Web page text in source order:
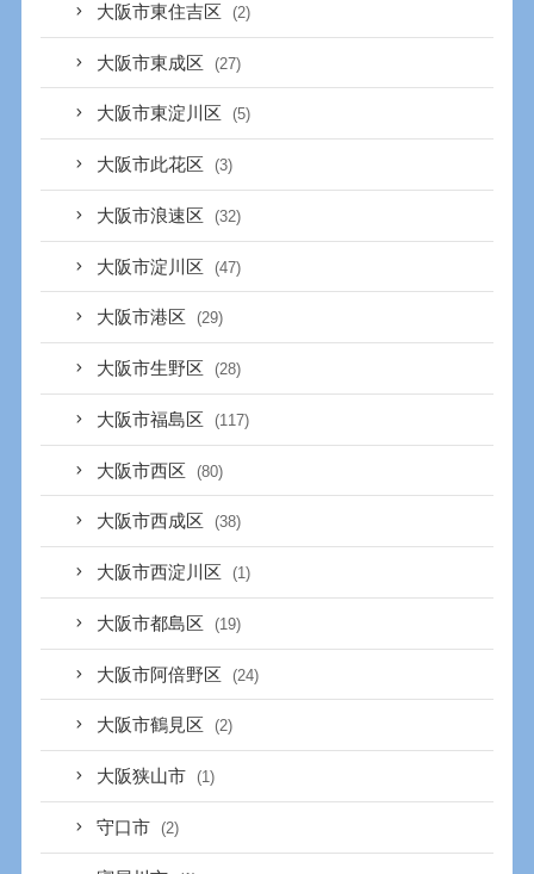
大阪市東住吉区 (2)
大阪市東成区 (27)
大阪市東淀川区 (5)
大阪市此花区 (3)
大阪市浪速区 (32)
大阪市淀川区 (47)
大阪市港区 (29)
大阪市生野区 (28)
大阪市福島区 (117)
大阪市西区 (80)
大阪市西成区 (38)
大阪市西淀川区 (1)
大阪市都島区 (19)
大阪市阿倍野区 (24)
大阪市鶴見区 (2)
大阪狭山市 (1)
守口市 (2)